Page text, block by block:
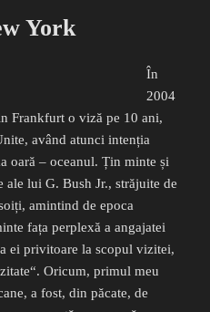
York
În
2004
Frankfurt o viză pe 10 ani,
având atunci intenția
oară – oceanul. Țin minte și
ale lui G. Bush Jr., străjuite de
amintind de epoca
fața perplexă a angajatei
ei privitoare la scopul vizitei,
Oricum, primul meu
a fost, din păcate, de